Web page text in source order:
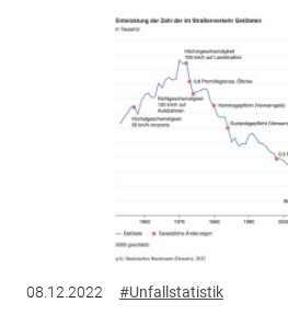
08.12.2022 #Unfallstatistik